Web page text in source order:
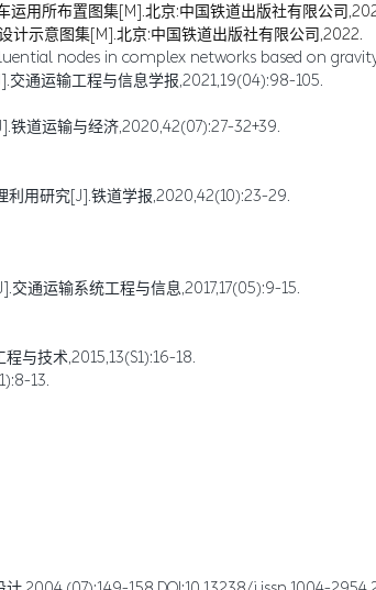
运用所布置图集[M].北京:中国铁道出版社有限公司
计示意图集[M].北京:中国铁道出版社有限公司,2022.
nodes in complex networks based on
交通运输工程与信息学报,2021,19(04):98-105.
铁道运输与经济,2020,42(07):27-32+39.
利用研究[J].铁道学报,2020,42(10):23-29.
通运输系统工程与信息,2017,17(05):9-15.
与技术,2015,13(S1):16-18.
13.